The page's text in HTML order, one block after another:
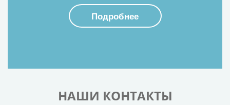
Подробнее
НАШИ КОНТАКТЫ